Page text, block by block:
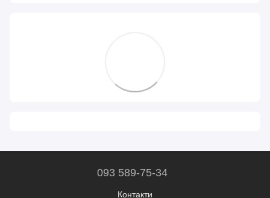
093 589-75-34
Контакти